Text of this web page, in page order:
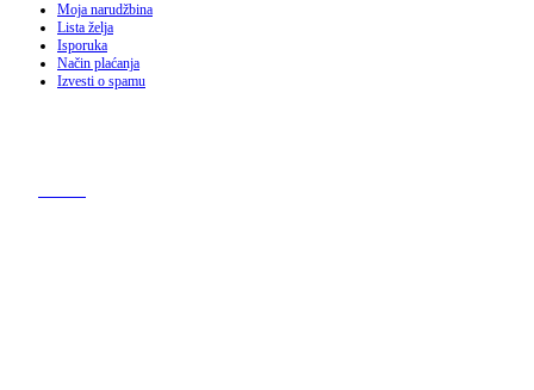
Moja narudžbina
Lista želja
Isporuka
Način plaćanja
Izvesti o spamu